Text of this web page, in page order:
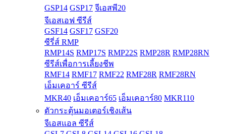
GSP14 GSP17 จีเอสพี20
จีเอสเอฟ ซีรีส์
GSF14 GSF17 GSF20
ซีรี่ส์ RMP
RMP14S RMP17S RMP22S RMP28R RMP28RN
ซีรีส์เพื่อการเลี้ยงชีพ
RMF14 RMF17 RMF22 RMF28R RMF28RN
เอ็มเคอาร์ ซีรีส์
MKR40 เอ็มเคอาร์65 เอ็มเคอาร์80 MKR110
ตัวกระตุ้นมอเตอร์เชิงเส้น
จีเอสแอล ซีรีส์